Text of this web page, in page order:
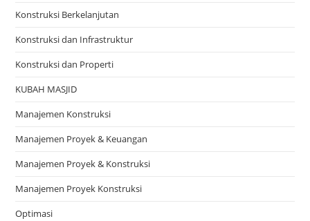
Konstruksi Berkelanjutan
Konstruksi dan Infrastruktur
Konstruksi dan Properti
KUBAH MASJID
Manajemen Konstruksi
Manajemen Proyek & Keuangan
Manajemen Proyek & Konstruksi
Manajemen Proyek Konstruksi
Optimasi